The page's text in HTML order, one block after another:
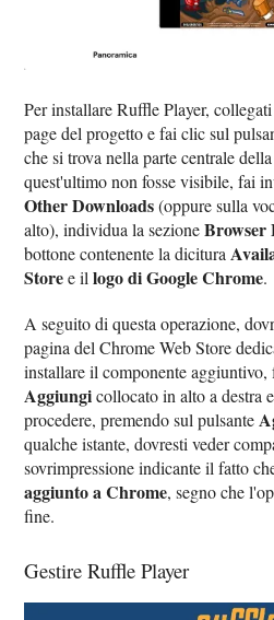
Per installare Ruffle Player,
page del progetto e fai clic sul
che si trova nella parte centrale
quest'ultimo non fosse visibile, fai
Other Downloads(oppure sulla
alto), individua la sezioneBrowser
bottone contenente la dicitura
Storee illogo di Google Chrome.
A seguito di questa operazione,
pagina del Chrome Web Store
installare il componente
Aggiungicollocato in alto a destra
procedere, premendo sul pulsante
qualche istante, dovresti veder
sovrimpressione indicante il fatto
aggiunto a Chrome, segno che
fine.
Gestire Ruffle Player